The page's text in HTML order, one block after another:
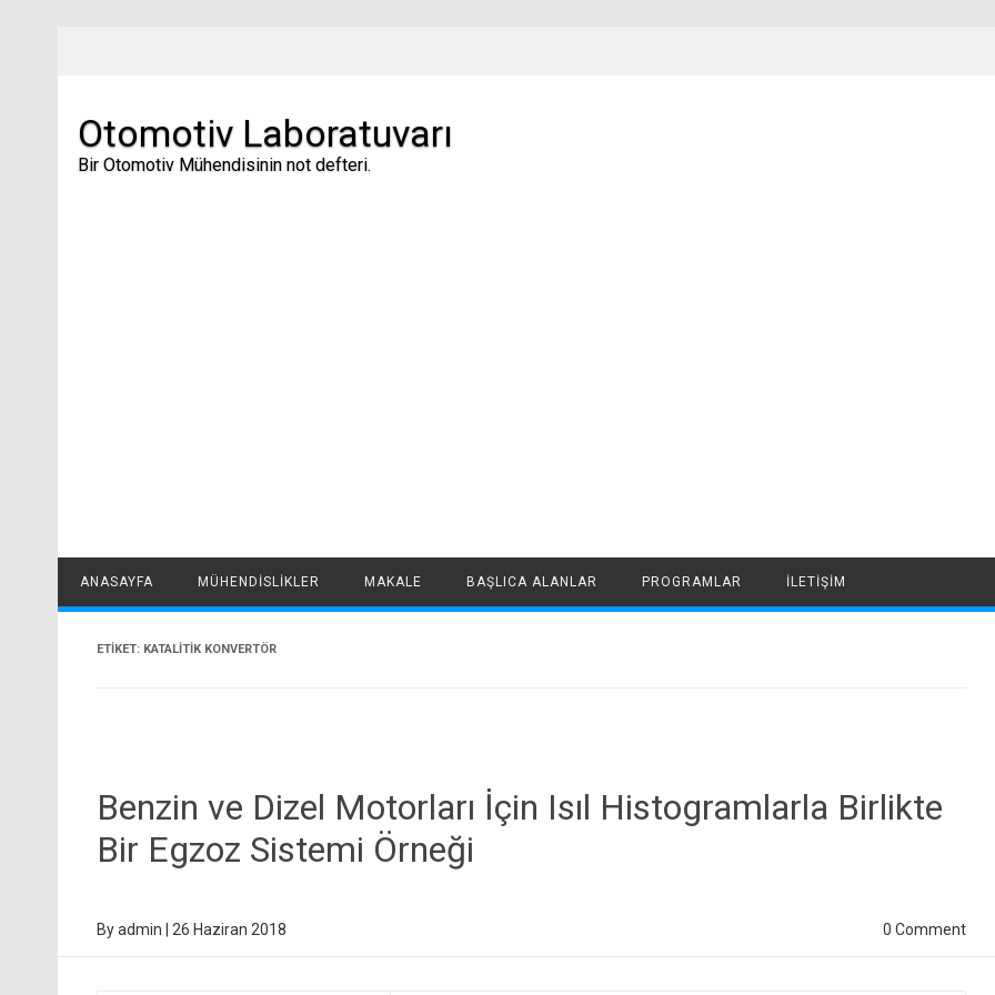
Otomotiv Laboratuvarı
Bir Otomotiv Mühendisinin not defteri.
ANASAYFA MÜHENDISLIKLER MAKALE BAŞLICA ALANLAR PROGRAMLAR İLETIŞIM
ETIKET: KATALITIK KONVERTÖR
Benzin ve Dizel Motorları İçin Isıl Histogramlarla Birlikte
Bir Egzoz Sistemi Örneği
Byadmin 26 Haziran 2018 0 Comment